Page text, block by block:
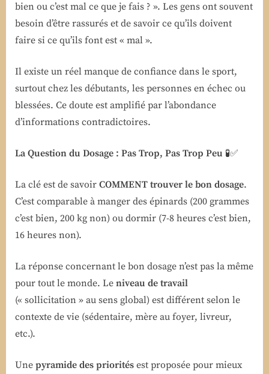
bien ou c’est mal ce que je fais ? ». Les gens ont souvent
besoin d’être rassurés et de savoir ce qu’ils doivent
faire si ce qu’ils font est « mal ».
Il existe un réel manque de confiance dans le sport,
surtout chez les débutants, les personnes en échec ou
blessées. Ce doute est amplifié par l’abondance
d’informations contradictoires.
La Question du Dosage : Pas Trop, Pas Trop Peu 🧪✅
La clé est de savoir COMMENT trouver le bon dosage.
C’est comparable à manger des épinards (200 grammes
c’est bien, 200 kg non) ou dormir (7-8 heures c’est bien,
16 heures non).
La réponse concernant le bon dosage n’est pas la même
pour tout le monde. Le niveau de travail
(« sollicitation » au sens global) est différent selon le
contexte de vie (sédentaire, mère au foyer, livreur,
etc.).
Une pyramide des priorités est proposée pour mieux